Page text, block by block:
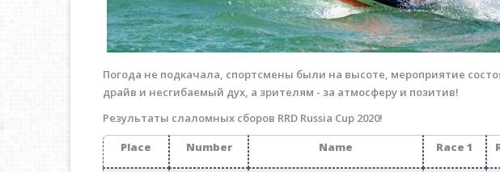
Погода не подкачала, спортсмены были на высоте, мероприятие
драйв и несгибаемый дух, а зрителям - за атмосферу и позитив!
Результаты слаломных сборов RRD Russia Cup 2020!
Place
Number Name Race 1